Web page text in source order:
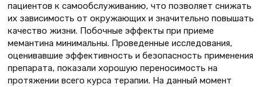
пациентов к самообслуживанию, что позволяет снижать
их зависимость от окружающих и значительно повышать
качество жизни. Побочные эффекты при приеме
мемантина минимальны. Проведенные исследования,
оценивавшие эффективность и безопасность применения
препарата, показали хорошую переносимость на
протяжении всего курса терапии. На данный момент